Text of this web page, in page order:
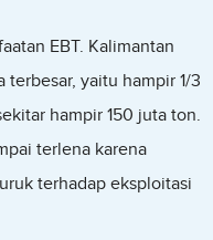
EBT. Kalimantan
yaitu hampir 1/3
hampir 150 juta ton.
terlena karena
terhadap eksploitasi